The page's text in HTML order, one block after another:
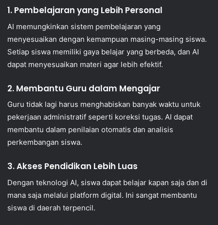
1. Pembelajaran yang Lebih Personal
AI memungkinkan sistem pembelajaran yang
menyesuaikan dengan kemampuan masing-masing siswa.
Setiap siswa memiliki gaya belajar yang berbeda, dan AI
dapat menyesuaikan materi agar lebih efektif.
2. Membantu Guru dalam Mengajar
Guru tidak lagi harus menghabiskan banyak waktu untuk
pekerjaan administratif seperti koreksi tugas. AI dapat
membantu dalam penilaian otomatis dan analisis
perkembangan siswa.
3. Akses Pendidikan Lebih Luas
Dengan teknologi AI, siswa dapat belajar kapan saja dan di
mana saja melalui platform digital. Ini sangat membantu
siswa di daerah terpencil.